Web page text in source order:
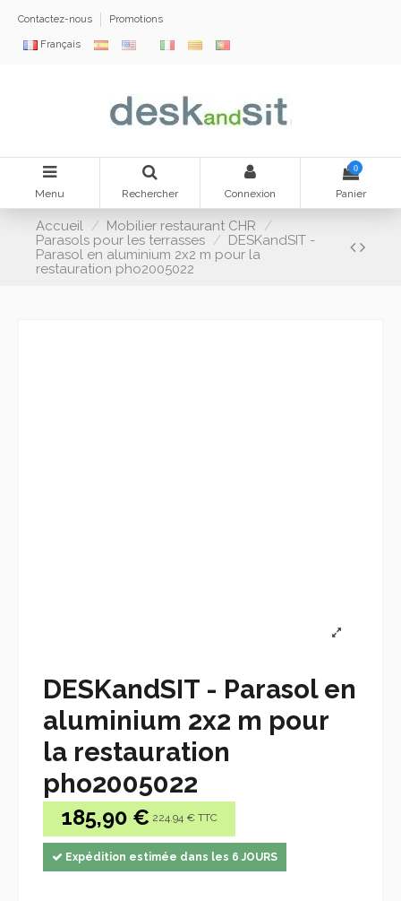
Contactez-nous Promotions
Français
Menu Rechercher Connexion
0
Panier
Accueil
Mobilier restaurant CHR
Parasols pour les terrasses
DESKandSIT -
Parasol en aluminium 2x2 m pour la
restauration pho2005022
DESKandSIT - Parasol en
aluminium 2x2 m pour
la restauration
pho2005022
185,90 € 224.94 € TTC
Expédition estimée dans les 6 JOURS